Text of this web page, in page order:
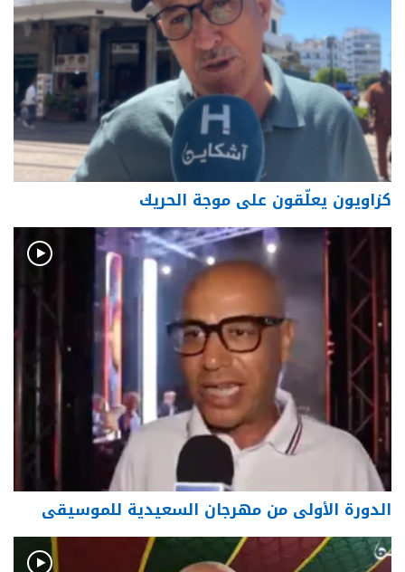
كزاويون يعلّقون على موجة الحريك
الدورة الأولى من مهرجان السعيدية للموسيقى